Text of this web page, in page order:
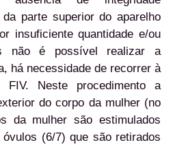
parte superior do aparelho
insuficiente quantidade e/ou
não é possível realizar a
há necessidade de recorrer à
Neste procedimento a
do corpo da mulher (no
da mulher são estimulados
(6/7) que são retirados